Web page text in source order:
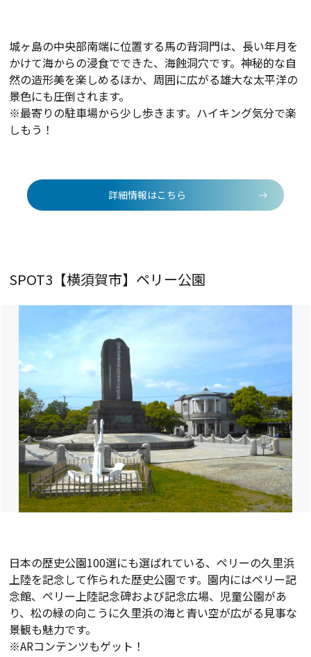
城ヶ島の中央部南端に位置する馬の背洞門は、長い年月を
かけて海からの浸食でできた、海蝕洞穴です。神秘的な自
然の造形美を楽しめるほか、周囲に広がる雄大な太平洋の
景色にも圧倒されます。
※最寄りの駐車場から少し歩きます。ハイキング気分で楽
しもう！
詳細情報はこちら
SPOT3【横須賀市】ペリー公園
日本の歴史公園100選にも選ばれている、ペリーの久里浜
上陸を記念して作られた歴史公園です。園内にはペリー記
念館、ペリー上陸記念碑および記念広場、児童公園があ
り、松の緑の向こうに久里浜の海と青い空が広がる見事な
景観も魅力です。
※ARコンテンツもゲット！